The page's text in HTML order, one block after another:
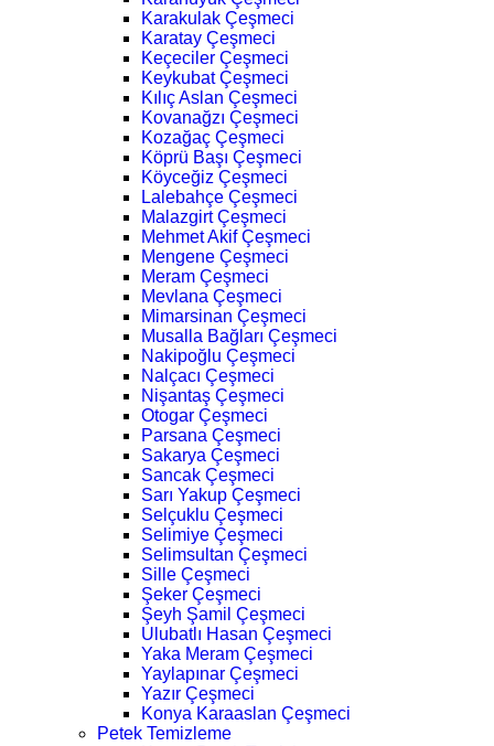
Karakulak Çeşmeci
Karatay Çeşmeci
Keçeciler Çeşmeci
Keykubat Çeşmeci
Kılıç Aslan Çeşmeci
Kovanağzı Çeşmeci
Kozağaç Çeşmeci
Köprü Başı Çeşmeci
Köyceğiz Çeşmeci
Lalebahçe Çeşmeci
Malazgirt Çeşmeci
Mehmet Akif Çeşmeci
Mengene Çeşmeci
Meram Çeşmeci
Mevlana Çeşmeci
Mimarsinan Çeşmeci
Musalla Bağları Çeşmeci
Nakipoğlu Çeşmeci
Nalçacı Çeşmeci
Nişantaş Çeşmeci
Otogar Çeşmeci
Parsana Çeşmeci
Sakarya Çeşmeci
Sancak Çeşmeci
Sarı Yakup Çeşmeci
Selçuklu Çeşmeci
Selimiye Çeşmeci
Selimsultan Çeşmeci
Sille Çeşmeci
Şeker Çeşmeci
Şeyh Şamil Çeşmeci
Ulubatlı Hasan Çeşmeci
Yaka Meram Çeşmeci
Yaylapınar Çeşmeci
Yazır Çeşmeci
Konya Karaaslan Çeşmeci
Petek Temizleme